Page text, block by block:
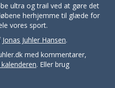
ultra og trail ved at gøre det
herhjemme til glæde for
vores sport.
Jonas Juhler Hansen.
med kommentarer,
. Eller brug